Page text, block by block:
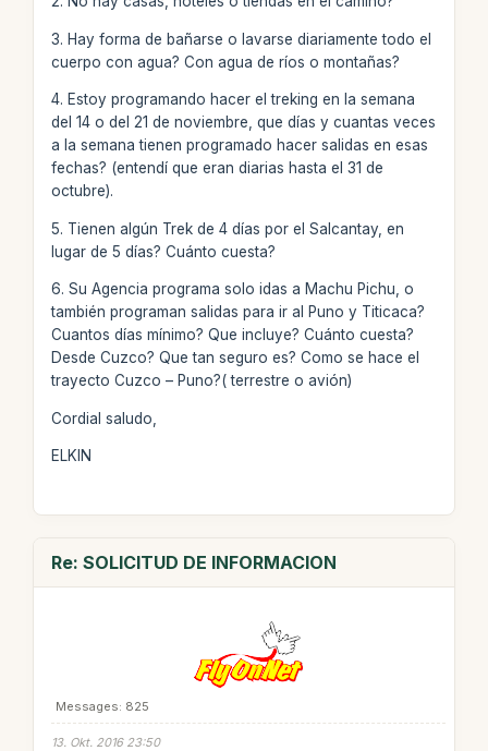
3. Hay forma de bañarse o lavarse diariamente todo el
cuerpo con agua? Con agua de ríos o montañas?
4. Estoy programando hacer el treking en la semana
del 14 o del 21 de noviembre, que días y cuantas veces
a la semana tienen programado hacer salidas en esas
fechas? (entendí que eran diarias hasta el 31 de
octubre).
5. Tienen algún Trek de 4 días por el Salcantay, en
lugar de 5 días? Cuánto cuesta?
6. Su Agencia programa solo idas a Machu Pichu, o
también programan salidas para ir al Puno y Titicaca?
Cuantos días mínimo? Que incluye? Cuánto cuesta?
Desde Cuzco? Que tan seguro es? Como se hace el
trayecto Cuzco – Puno?( terrestre o avión)
Cordial saludo,
ELKIN
Re: SOLICITUD DE INFORMACION
Messages: 825
13. Okt. 2016 23:50